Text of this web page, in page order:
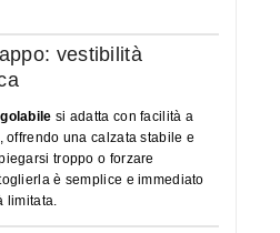
vestibilità
si adatta con facilità a
una calzata stabile e
troppo o forzare
è semplice e immediato
limitata.